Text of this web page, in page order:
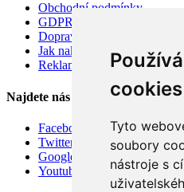
cookies
Tyto
soubory
nástroje s
Obchodní podmínky
GDPR
Doprava
Jak nakupovat
Reklamace
Najdete nás
Facebook
Twitter
Google
Youtube